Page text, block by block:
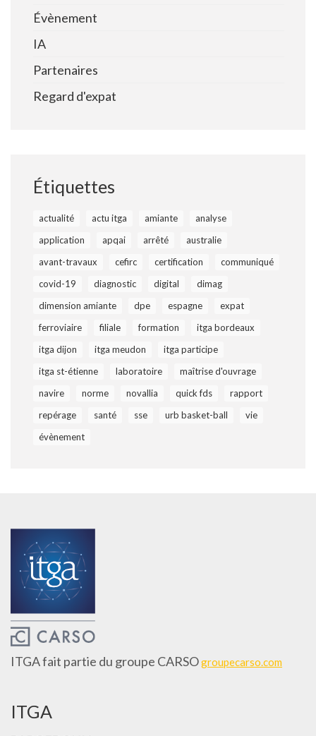
Évènement
IA
Partenaires
Regard d'expat
Étiquettes
actualité actu itga amiante
analyse
application
apqai arrêté
australie
avant-travaux
cefirc certification
communiqué
covid-19
diagnostic digital
dimag
dimension amiante
dpe espagne
expat
ferroviaire
filiale formation
itga bordeaux
itga dijon
itga meudon
itga participe
itga st-étienne
laboratoire
maîtrise d'ouvrage
navire
norme novallia quick fds
rapport
repérage
santé sse urb basket-ball
vie
évènement
ITGA fait partie du groupe CARSOgroupecarso.com
ITGA